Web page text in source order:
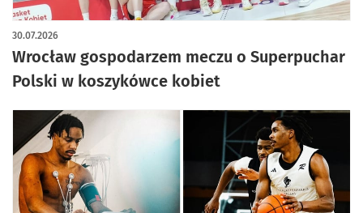
Wrocław gospodarzem meczu o Superpuchar
Polski w koszykówce kobiet
30.07.2026